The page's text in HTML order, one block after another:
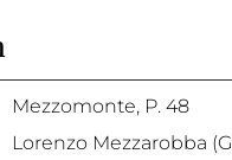
Mezzomonte, P. 48
Lorenzo Mezzarobba